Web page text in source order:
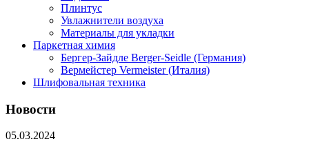
Плинтус
Увлажнители воздуха
Материалы для укладки
Паркетная химия
Бергер-Зайдле Berger-Seidle (Германия)
Вермейстер Vermeister (Италия)
Шлифовальная техника
Новости
05.03.2024